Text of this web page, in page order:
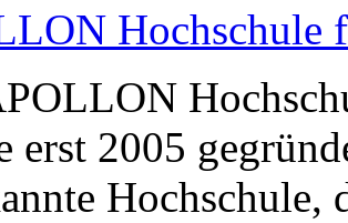
Hochschule
erst 2005
Hochschule,